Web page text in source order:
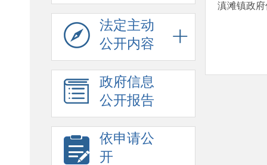
法定主动
公开内容
政府信息
公开报告
依申请公
开
滇滩镇政